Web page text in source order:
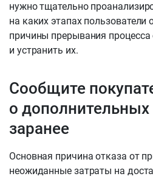
нужно тщательно
на каких этапах пользователи
причины прерывания
и устранить их.
Сообщите
о дополнительных
заранее
Основная причина отказа от
неожиданные затраты на